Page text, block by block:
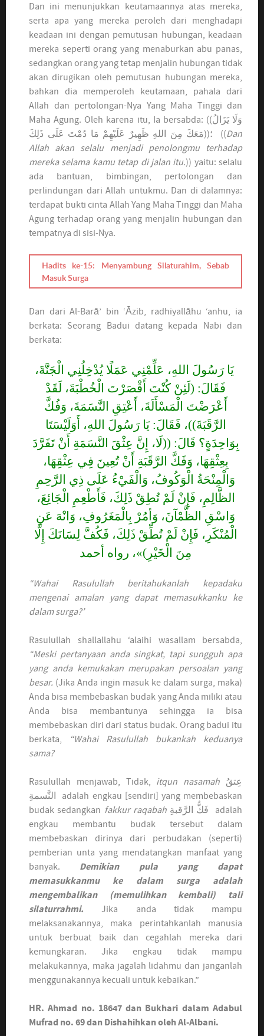
Dan ini menunjukkan keutamaannya atas mereka,
serta apa yang mereka peroleh dari menghadapi
keadaan ini dengan pemutusan hubungan, keadaan
mereka seperti orang yang menaburkan abu panas,
sedangkan orang yang tetap menjalin hubungan tidak
akan dirugikan oleh pemutusan hubungan mereka,
bahkan dia memperoleh keutamaan, pahala dari
Allah dan pertolongan-Nya Yang Maha Tinggi dan
Maha Agung. Oleh karena itu, Ia bersabda: ((وَلَا يَزَالُ
مَعَكَ مِنَ اللهِ ظَهِيرٌ عَلَيْهِمْ مَا دُمْتَ عَلَى ذَلِكَ))؛ ((Dan
Allah akan selalu menjadi penolongmu terhadap
mereka selama kamu tetap di jalan itu.)) yaitu: selalu
ada bantuan, bimbingan, pertolongan dan
perlindungan dari Allah untukmu. Dan di dalamnya:
terdapat bukti cinta Allah Yang Maha Tinggi dan Maha
Agung terhadap orang yang menjalin hubungan dan
tempatnya di sisi-Nya.
Hadits ke-15: Menyambung Silaturahim, Sebab
Masuk Surga
Dan dari Al-Barā’ bin ‘Āzib, radhiyallāhu ‘anhu, ia
berkata: Seorang Badui datang kepada Nabi dan
berkata:
يَا رَسُولَ اللهِ، عَلِّمْنِي عَمَلًا يُدْخِلُنِي الْجَنَّةَ،
فَقَالَ: (لَئِنْ كُنْتَ أَقْصَرْتَ الْخُطْبَةَ، لَقَدْ
أَعْرَضْتَ الْمَسْأَلَةَ، أَعْتِقِ النَّسَمَةَ، وَفُكَّ
الرَّقَبَةَ))، فَقَالَ: يَا رَسُولَ اللهِ، أَوَلَيْسَتَا
بِوَاحِدَةٍ؟ قَالَ: ((لَا، إِنَّ عِثْقَ النَّسَمَةِ أَنْ تَفَرَّدَ
بِعِثْقِهَا، وَفَكَّ الرَّقَبَةِ أَنْ تُعِينَ فِي عِثْقِهَا،
وَالْمِنْحَةُ الْوَكُوفُ، وَالْفَيْءُ عَلَى ذِي الرَّحِمِ
الظَّالِمِ، فَإِنْ لَمْ تُطِقْ ذَلِكَ، فَأَطْعِمِ الْجَائِعَ،
وَاسْقِ الظَّمْآنَ، وَأمُرْ بِالْمَغَرُوفِ، وَانْهَ عَنِ
الْمُنْكَرِ، فَإِنْ لَمْ تُطِّقْ ذَلِكَ، فَكُفَّ لِسَانَكَ إِلَّا
مِنَ الْخَيْرِ)»، رواه أحمد
“Wahai Rasulullah beritahukanlah kepadaku
mengenai amalan yang dapat memasukkanku ke
dalam surga?’
Rasulullah shallallahu ‘alaihi wasallam bersabda,
“Meski pertanyaan anda singkat, tapi sungguh apa
yang anda kemukakan merupakan persoalan yang
besar. (Jika Anda ingin masuk ke dalam surga, maka)
Anda bisa membebaskan budak yang Anda miliki atau
Anda bisa membantunya sehingga ia bisa
membebaskan diri dari status budak. Orang badui itu
berkata,
“Wahai Rasulullah bukankah keduanya
sama?
Rasulullah menjawab, Tidak, itqun nasamah
النَّسمةِ adalah engkau [sendiri] yang membebaskan
budak sedangkan fakkur raqabahفَكُّ الرَّقبةِ adalah
engkau membantu budak tersebut dalam
membebaskan dirinya dari perbudakan (seperti)
pemberian unta yang mendatangkan manfaat yang
banyak. Demikian pula yang dapat
memasukkanmu ke dalam surga adalah
mengembalikan (memulihkan kembali) tali
silaturrahmi.Jika anda tidak mampu
melaksanakannya, maka perintahkanlah manusia
untuk berbuat baik dan cegahlah mereka dari
kemungkaran. Jika engkau tidak mampu
melakukannya, maka jagalah lidahmu dan janganlah
menggunakannya kecuali untuk kebaikan.”
HR. Ahmad no. 18647 dan Bukhari dalam Adabul
Mufrad no. 69 dan Dishahihkan oleh Al-Albani.